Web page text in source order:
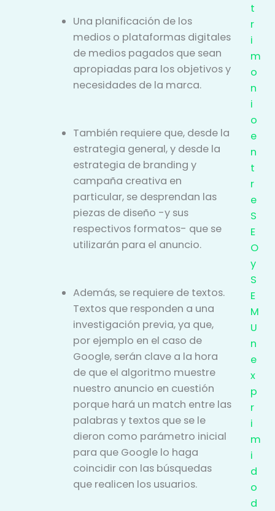
Una planificación de los
medios o plataformas digitales
de medios pagados que sean
apropiadas para los objetivos y
necesidades de la marca.
También requiere que, desde la
estrategia general, y desde la
estrategia de branding y
campaña creativa en
particular, se desprendan las
piezas de diseño -y sus
respectivos formatos- que se
utilizarán para el anuncio.
Además, se requiere de textos.
Textos que responden a una
investigación previa, ya que,
por ejemplo en el caso de
Google, serán clave a la hora
de que el algoritmo muestre
nuestro anuncio en cuestión
porque hará un match entre las
palabras y textos que se le
dieron como parámetro inicial
para que Google lo haga
coincidir con las búsquedas
que realicen los usuarios.
t
r
i
m
o
n
i
o
e
n
t
r
e
S
E
O
y
S
E
M
U
n
e
x
p
r
i
m
i
d
o
d